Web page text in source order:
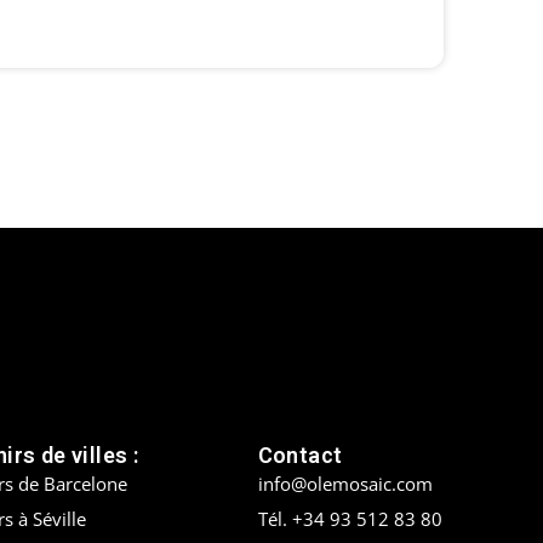
de villes :
de Barcelone
à Séville
Contact
info@olemosaic.com
Tél. +34 93 512 83 80